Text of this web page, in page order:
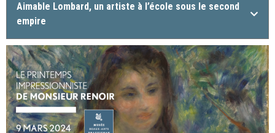
Aimable Lombard, un artiste à l’école sous le second
empire